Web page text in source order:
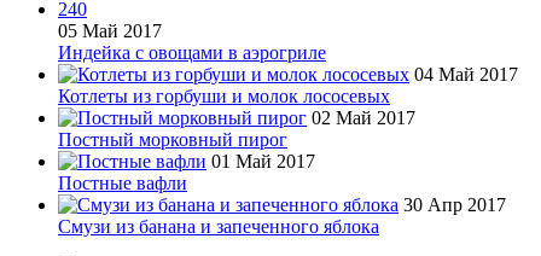
05 Май 2017
Индейка с овощами в аэрогриле
04 Май 2017
Котлеты из горбуши и молок лососевых
02 Май 2017
Постный морковный пирог
01 Май 2017
Постные вафли
30 Апр 2017
Смузи из банана и запеченного яблока